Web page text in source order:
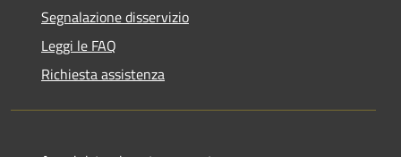
Segnalazione disservizio
Leggi le FAQ
Richiesta assistenza